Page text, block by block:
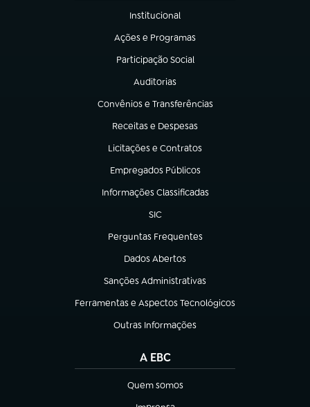
Institucional
(abre em nova aba)
Ações e Programas
(abre em nova aba)
Participação Social
(abre em nova aba)
Auditorias
(abre em nova aba)
Convênios e Transferências
(abre em nova aba)
Receitas e Despesas
(abre em nova aba)
Licitações e Contratos
(abre em nova aba)
Empregados Públicos
(abre em nova aba)
Informações Classificadas
(abre em nova aba)
SIC
(abre em nova aba)
Perguntas Frequentes
(abre em nova aba)
Dados Abertos
(abre em nova aba)
Sanções Administrativas
(abre em nova aba)
Ferramentas e Aspectos Tecnológicos
(abre em nova aba)
Outras Informações
(abre em nova aba)
A EBC
Quem somos
(abre em nova aba)